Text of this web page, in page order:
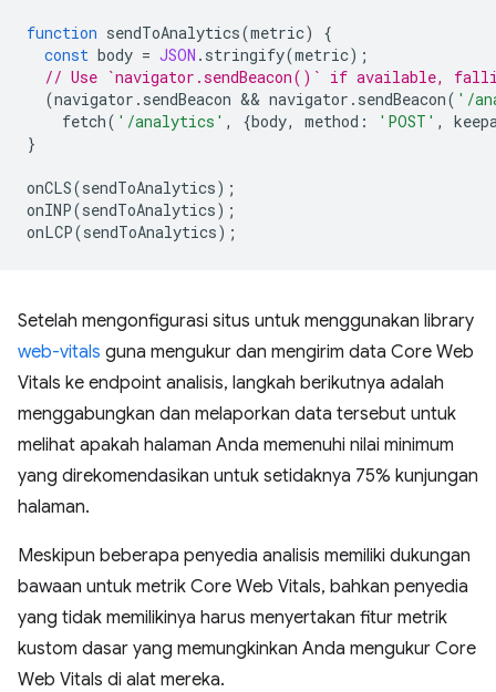
function sendToAnalytics(metric)
{
const body = JSON . stringify(metric);
// Use `navigator.sendBeacon()` if available,
(navigator . sendBeacon && navigator . sendBeacon( '/
fetch( '/analytics' , {body, method : 'POST' ,
}
onCLS(sendToAnalytics);
onINP(sendToAnalytics);
onLCP(sendToAnalytics);
Setelah mengonfigurasi situs untuk menggunakan library
web-vitals guna mengukur dan mengirim data Core Web
Vitals ke endpoint analisis, langkah berikutnya adalah
menggabungkan dan melaporkan data tersebut untuk
melihat apakah halaman Anda memenuhi nilai minimum
yang direkomendasikan untuk setidaknya 75% kunjungan
halaman.
Meskipun beberapa penyedia analisis memiliki dukungan
bawaan untuk metrik Core Web Vitals, bahkan penyedia
yang tidak memilikinya harus menyertakan fitur metrik
kustom dasar yang memungkinkan Anda mengukur Core
Web Vitals di alat mereka.